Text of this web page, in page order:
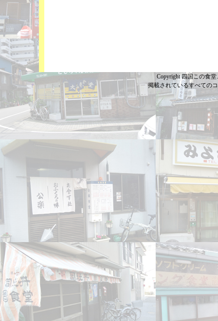
Copyright 四国この食
掲載されているすべての